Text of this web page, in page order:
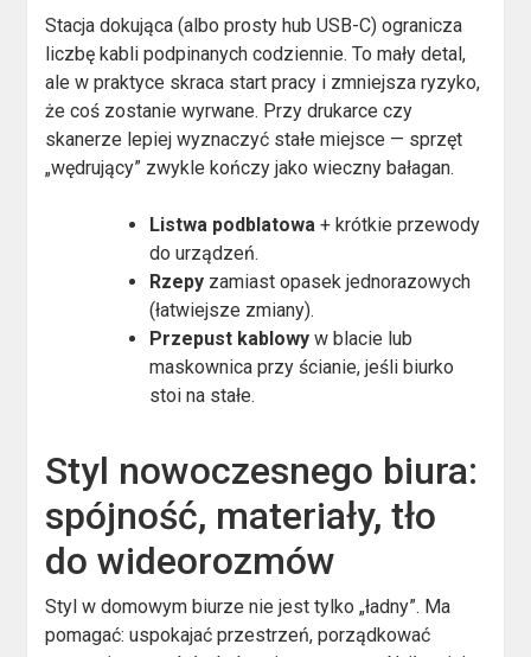
Stacja dokująca (albo prosty hub USB-C) ogranicza
liczbę kabli podpinanych codziennie. To mały detal,
ale w praktyce skraca start pracy i zmniejsza ryzyko,
że coś zostanie wyrwane. Przy drukarce czy
skanerze lepiej wyznaczyć stałe miejsce — sprzęt
„wędrujący” zwykle kończy jako wieczny bałagan.
Listwa podblatowa + krótkie przewody
do urządzeń.
Rzepy zamiast opasek jednorazowych
(łatwiejsze zmiany).
Przepust kablowy w blacie lub
maskownica przy ścianie, jeśli biurko
stoi na stałe.
Styl nowoczesnego biura:
spójność, materiały, tło
do wideorozmów
Styl w domowym biurze nie jest tylko „ładny”. Ma
pomagać: uspokajać przestrzeń, porządkować